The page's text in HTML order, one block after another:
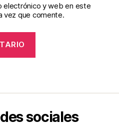
electrónico y web en este
vez que comente.
sociales